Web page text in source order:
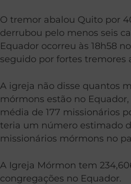
O tremor abalou Quito por
derrubou pelo menos seis
Equador ocorreu às 18h58
seguido por fortes tremores
A igreja não disse quantos
mórmons estão no
média de 177 missionários
teria um número estimado
missionários mórmons no
A Igreja Mórmon tem
congregações no Equador.